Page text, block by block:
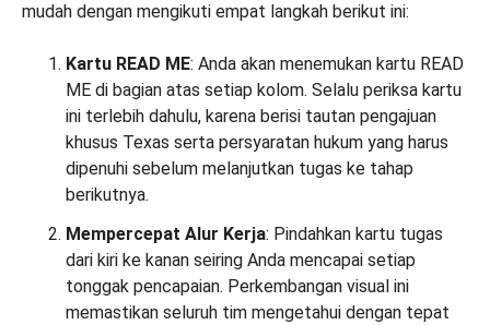
mudah dengan mengikuti empat langkah berikut ini:
Kartu READ ME: Anda akan menemukan kartu READ
ME di bagian atas setiap kolom. Selalu periksa kartu
ini terlebih dahulu, karena berisi tautan pengajuan
khusus Texas serta persyaratan hukum yang harus
dipenuhi sebelum melanjutkan tugas ke tahap
berikutnya.
Mempercepat Alur Kerja: Pindahkan kartu tugas
dari kiri ke kanan seiring Anda mencapai setiap
tonggak pencapaian. Perkembangan visual ini
memastikan seluruh tim mengetahui dengan tepat